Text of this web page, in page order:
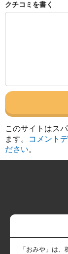
クチコミを書く
このサイトはス
ます。
コメント
ださい。
「おみや」は